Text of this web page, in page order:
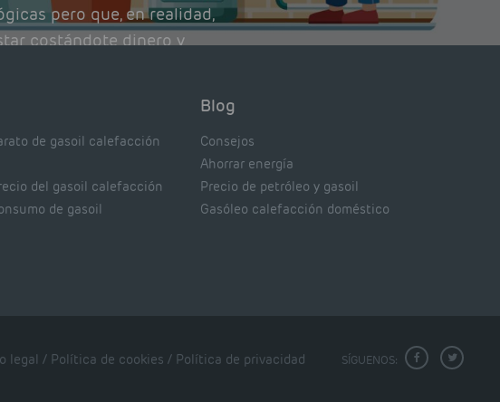
pero que, en realidad,
costándote dinero y
de gasoil calefacción
del gasoil calefacción
de gasoil
Blog
Consejos
Ahorrar energía
Precio de petróleo y gasoil
Gasóleo calefacción doméstico
legal / Política de cookies / Política de privacidad SÍGUENOS: